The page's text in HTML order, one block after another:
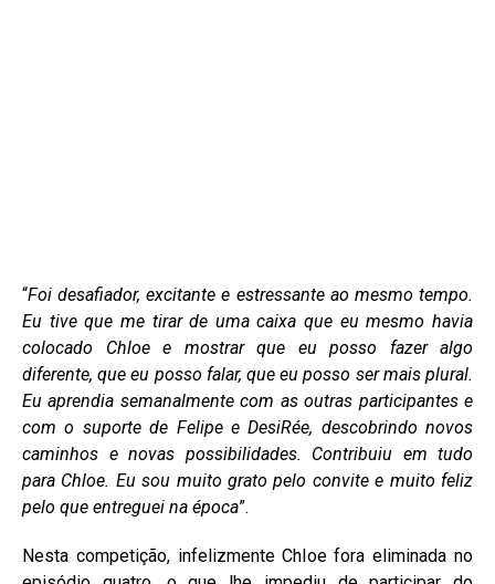
“Foi desafiador, excitante e estressante ao mesmo tempo.
Eu tive que me tirar de uma caixa que eu mesmo havia
colocado Chloe e mostrar que eu posso fazer algo
diferente, que eu posso falar, que eu posso ser mais plural.
Eu aprendia semanalmente com as outras participantes e
com o suporte de Felipe e DesiRée, descobrindo novos
caminhos e novas possibilidades. Contribuiu em tudo
para Chloe. Eu sou muito grato pelo convite e muito feliz
Nesta competição, infelizmente Chloe fora eliminada no